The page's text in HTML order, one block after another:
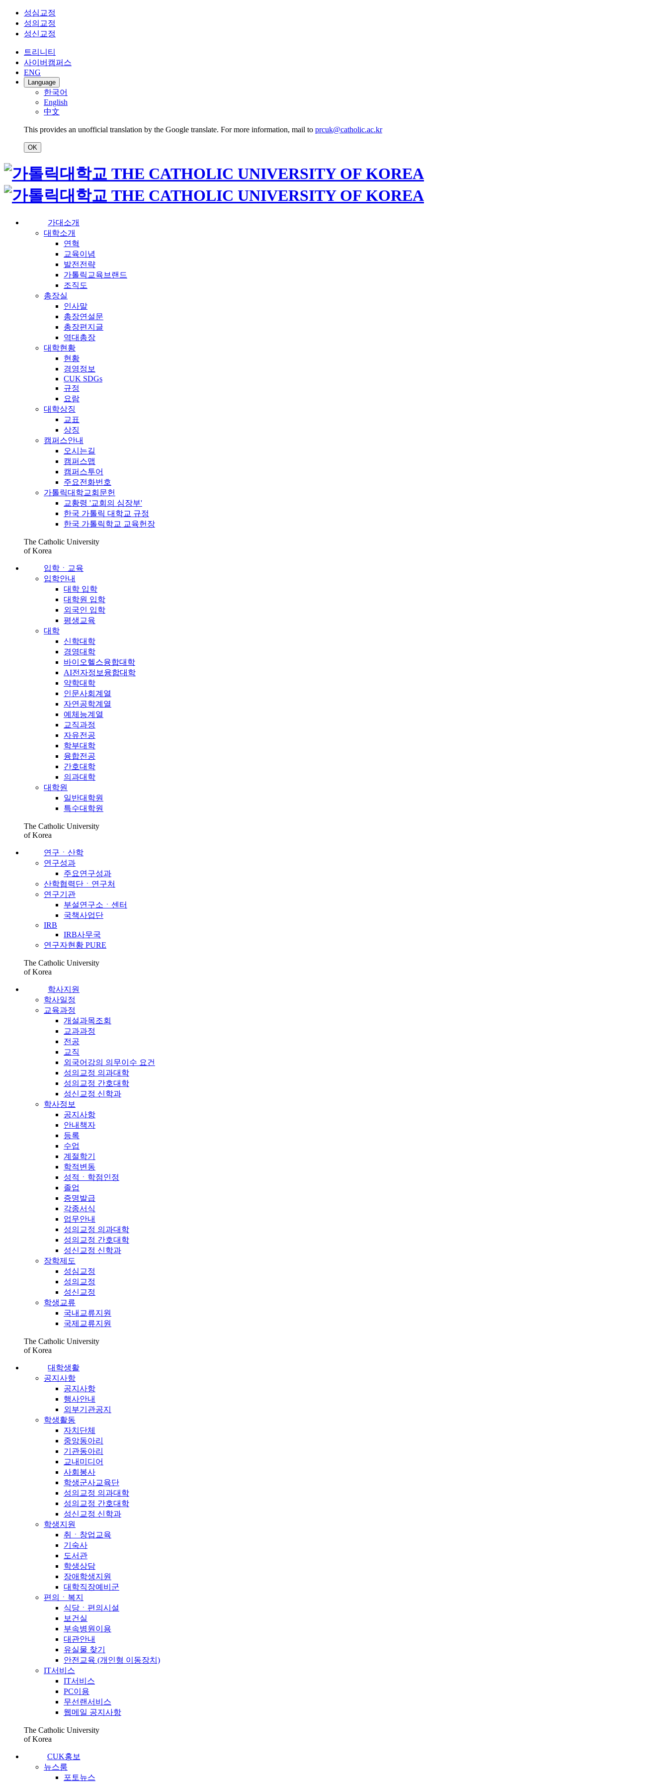
성심교정
성의교정
성신교정
트리니티
사이버캠퍼스
ENG
Language
한국어
English
中文
This provides an unofficial translation by the Google translate. For more information, mail to prcuk@catholic.ac.kr
OK
가대소개
대학소개
연혁
교육이념
발전전략
가톨릭교육브랜드
조직도
총장실
인사말
총장연설문
총장편지글
역대총장
대학현황
현황
경영정보
CUK SDGs
규정
요람
대학상징
교표
상징
캠퍼스안내
오시는길
캠퍼스맵
캠퍼스투어
주요전화번호
가톨릭대학교회문헌
교황령 '교회의 심장부'
한국 가톨릭 대학교 규정
한국 가톨릭학교 교육헌장
The Catholic University
of Korea
입학ㆍ교육
입학안내
대학 입학
대학원 입학
외국인 입학
평생교육
대학
신학대학
경영대학
바이오헬스융합대학
AI전자정보융합대학
약학대학
인문사회계열
자연공학계열
예체능계열
교직과정
자유전공
학부대학
융합전공
간호대학
의과대학
대학원
일반대학원
특수대학원
The Catholic University
of Korea
연구ㆍ산학
연구성과
주요연구성과
산학협력단ㆍ연구처
연구기관
부설연구소ㆍ센터
국책사업단
IRB
IRB사무국
연구자현황 PURE
The Catholic University
of Korea
학사지원
학사일정
교육과정
개설과목조회
교과과정
전공
교직
외국어강의 의무이수 요건
성의교정 의과대학
성의교정 간호대학
성신교정 신학과
학사정보
공지사항
안내책자
등록
수업
계절학기
학적변동
성적ㆍ학점인정
졸업
증명발급
각종서식
업무안내
성의교정 의과대학
성의교정 간호대학
성신교정 신학과
장학제도
성심교정
성의교정
성신교정
학생교류
국내교류지원
국제교류지원
The Catholic University
of Korea
대학생활
공지사항
공지사항
행사안내
외부기관공지
학생활동
자치단체
중앙동아리
기관동아리
교내미디어
사회봉사
학생군사교육단
성의교정 의과대학
성의교정 간호대학
성신교정 신학과
학생지원
취ㆍ창업교육
기숙사
도서관
학생상담
장애학생지원
대학직장예비군
편의ㆍ복지
식당ㆍ편의시설
보건실
부속병원이용
대관안내
유실물 찾기
안전교육 (개인형 이동장치)
IT서비스
IT서비스
PC이용
무선랜서비스
웹메일 공지사항
The Catholic University
of Korea
CUK홍보
뉴스룸
포토뉴스